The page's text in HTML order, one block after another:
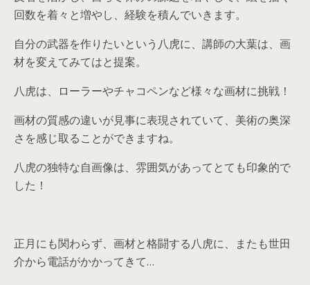
回数を着々と増やし、経験を積んでいきます。
自分の武器を作りたいという八虎に、講師の大葉は、画
材を変えてみてはと提案。
八虎は、ローラーやチャコペンなど様々な画材に挑戦！
画材の質感の違いが見事に表現されていて、美術の奥深
さを感じ取ることができますね。
八虎の独特な自画像は、雰囲気があってとても印象的で
した！
正月にも関わらず、画材と格闘する八虎に、またも世田
介から電話がかかってきて…